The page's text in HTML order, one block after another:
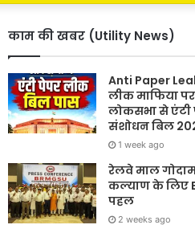
काम की खबर (Utility News)
Anti Paper
लीक माफिया पर
लोकसभा से एंटी
संशोधन बिल
1 week ago
रेलवे माल
कल्याण के लिए
पहल
2 weeks ago